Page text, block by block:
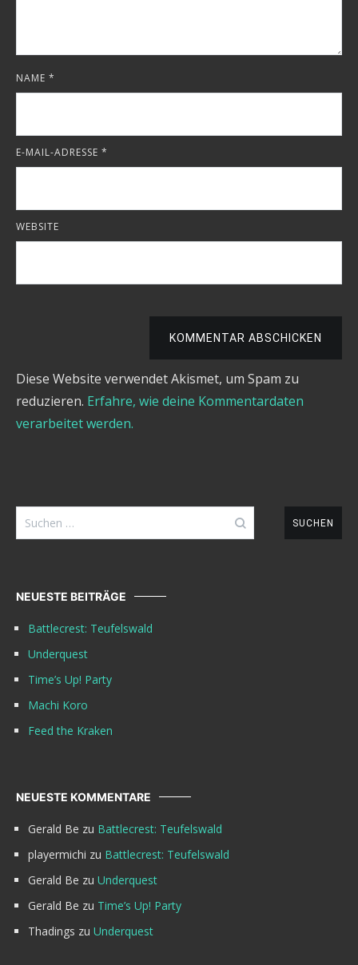
NAME *
E-MAIL-ADRESSE *
WEBSITE
KOMMENTAR ABSCHICKEN
Diese Website verwendet Akismet, um Spam zu
reduzieren. Erfahre, wie deine Kommentardaten
verarbeitet werden.
Suchen
nach:
NEUESTE BEITRÄGE
Battlecrest: Teufelswald
Underquest
Time’s Up! Party
Machi Koro
Feed the Kraken
NEUESTE KOMMENTARE
Gerald Be zu Battlecrest: Teufelswald
playermichi zu Battlecrest: Teufelswald
Gerald Be zu Underquest
Gerald Be zu Time’s Up! Party
Thadings zu Underquest